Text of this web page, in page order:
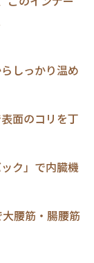
しっかり温め
面のコリを丁
ク」で内臓機
腰筋・腸腰筋